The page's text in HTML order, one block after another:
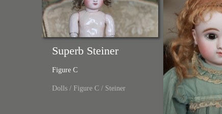
Superb Steiner
Figure C
Dolls / Figure C / Steiner